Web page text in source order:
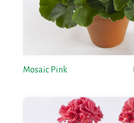
Mosaic Pink